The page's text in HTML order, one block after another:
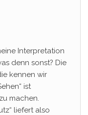
Interpretation
denn sonst? Die
kennen wir
ist
machen.
liefert also